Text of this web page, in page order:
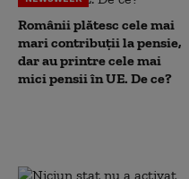
Românii plătesc cele mai
mari contribuții la pensie,
dar au printre cele mai
mici pensii în UE. De ce?